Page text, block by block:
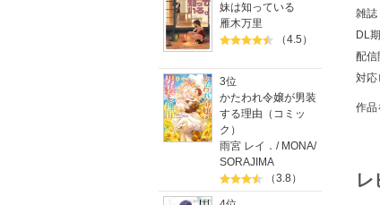
妹は知っている
雁木万里
（4.5）
3位
かたわれ令嬢が男装
する理由（コミッ
ク）
雨宮 レイ． / MONA/
SORAJIMA
（3.8）
雑誌
DL
配信
対応
作品
レ